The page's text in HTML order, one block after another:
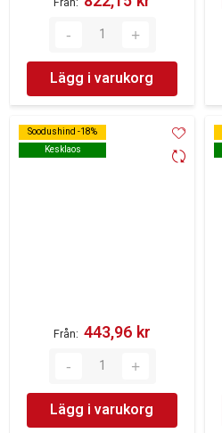
Lägg i varukorg
Soodushind -18%
Kesklaos
Soodushind -18%
Kesklaos
Från 443,96 kr‎
Lägg i varukorg